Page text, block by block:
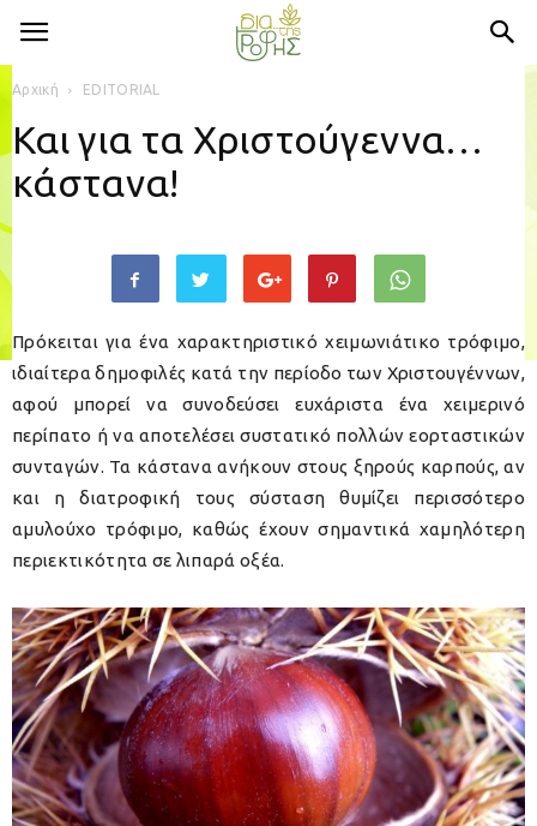
Αρχική EDITORIAL
Και για τα Χριστούγεννα…
κάστανα!
Πρόκειται για ένα χαρακτηριστικό χειμωνιάτικο τρόφιμο,
ιδιαίτερα δημοφιλές κατά την περίοδο των Χριστουγέννων,
αφού μπορεί να συνοδεύσει ευχάριστα ένα χειμερινό
περίπατο ή να αποτελέσει συστατικό πολλών εορταστικών
συνταγών. Τα κάστανα ανήκουν στους ξηρούς καρπούς, αν
και η διατροφική τους σύσταση θυμίζει περισσότερο
αμυλούχο τρόφιμο, καθώς έχουν σημαντικά χαμηλότερη
περιεκτικότητα σε λιπαρά οξέα.